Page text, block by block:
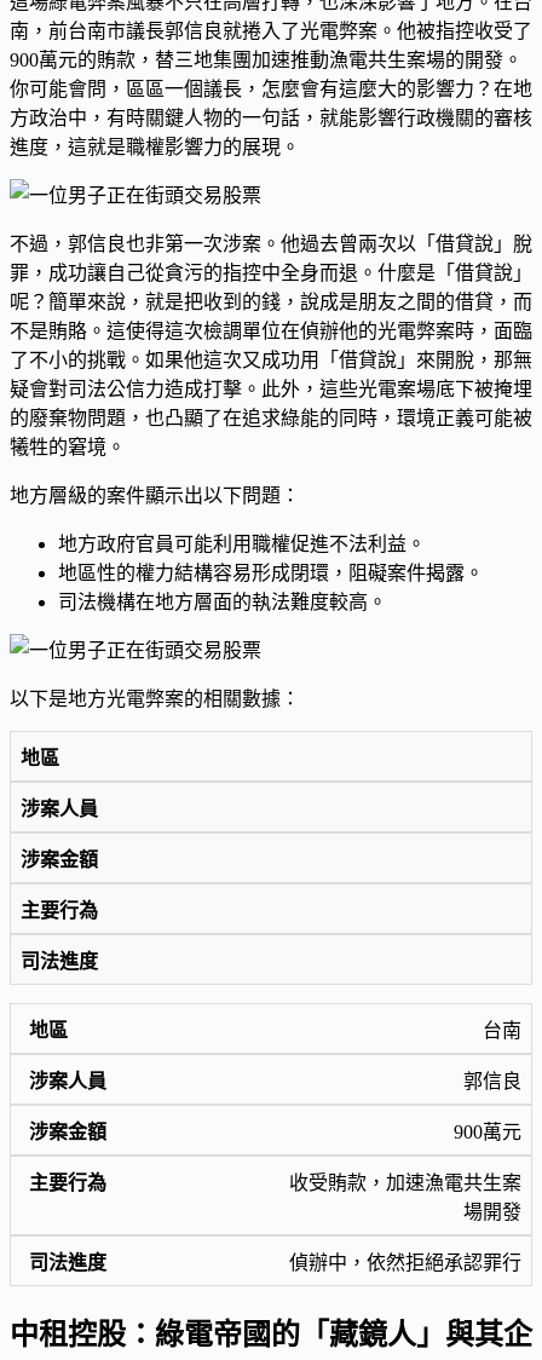
南，前台南市議長郭信良就捲入了光電弊案。他被指控收受了
900萬元的賄款，替三地集團加速推動漁電共生案場的開發。
你可能會問，區區一個議長，怎麼會有這麼大的影響力？在地
方政治中，有時關鍵人物的一句話，就能影響行政機關的審核
進度，這就是職權影響力的展現。
不過，郭信良也非第一次涉案。他過去曾兩次以「借貸說」脫
罪，成功讓自己從貪污的指控中全身而退。什麼是「借貸說」
呢？簡單來說，就是把收到的錢，說成是朋友之間的借貸，而
不是賄賂。這使得這次檢調單位在偵辦他的光電弊案時，面臨
了不小的挑戰。如果他這次又成功用「借貸說」來開脫，那無
疑會對司法公信力造成打擊。此外，這些光電案場底下被掩埋
的廢棄物問題，也凸顯了在追求綠能的同時，環境正義可能被
犧牲的窘境。
地方層級的案件顯示出以下問題：
地方政府官員可能利用職權促進不法利益。
地區性的權力結構容易形成閉環，阻礙案件揭露。
司法機構在地方層面的執法難度較高。
以下是地方光電弊案的相關數據：
地區
涉案人員
涉案金額
主要行為
司法進度
台南
郭信良
900萬元
收受賄款，加速漁電共生案
場開發
偵辦中，依然拒絕承認罪行
中租控股：綠電帝國的「藏鏡人」與其企